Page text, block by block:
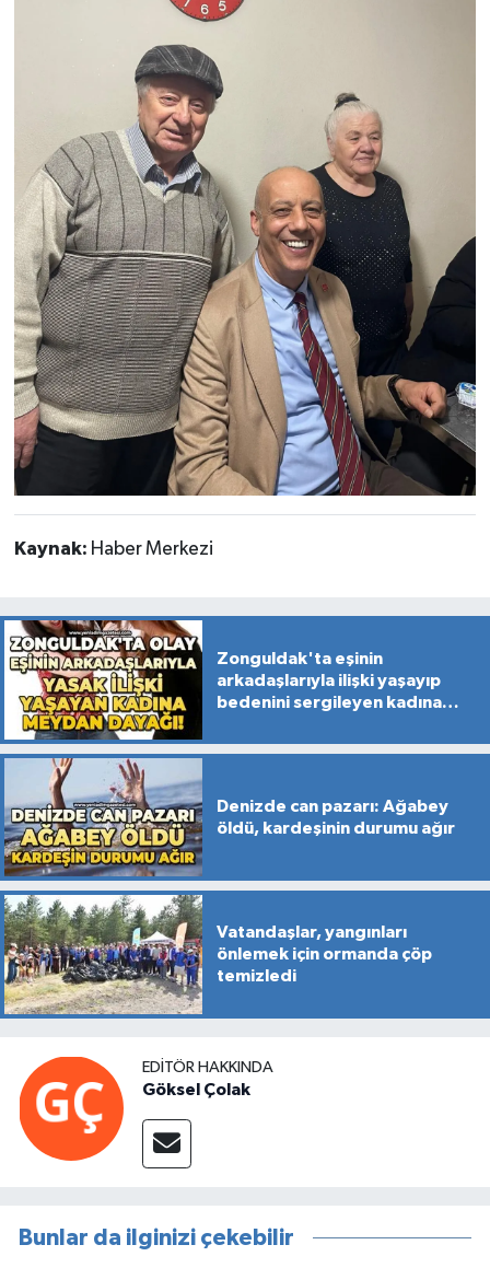
Kaynak: Haber Merkezi
Zonguldak'ta eşinin
arkadaşlarıyla ilişki yaşayıp
bedenini sergileyen kadına
Denizde can pazarı: Ağabey
öldü, kardeşinin durumu ağır
Vatandaşlar, yangınları
önlemek için ormanda çöp
temizledi
EDITÖR HAKKINDA
Göksel Çolak
Bunlar da ilginizi çekebilir